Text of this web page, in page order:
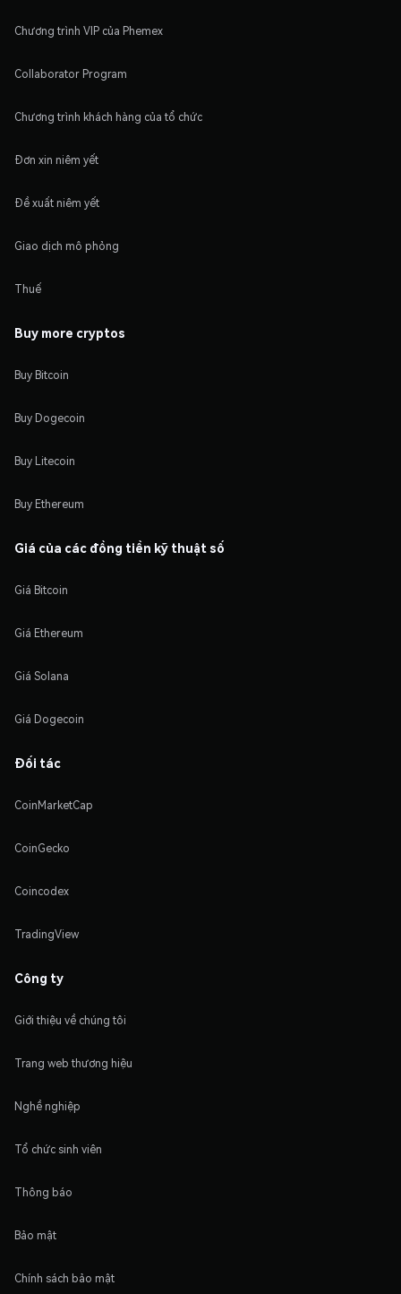
Chương trình VIP của Phemex
Collaborator Program
Chương trình khách hàng của tổ chức
Đơn xin niêm yết
Đề xuất niêm yết
Giao dịch mô phỏng
Thuế
Buy more cryptos
Buy Bitcoin
Buy Dogecoin
Buy Litecoin
Buy Ethereum
Giá của các đồng tiền kỹ thuật số
Giá Bitcoin
Giá Ethereum
Giá Solana
Giá Dogecoin
Đối tác
CoinMarketCap
CoinGecko
Coincodex
TradingView
Công ty
Giới thiệu về chúng tôi
Trang web thương hiệu
Nghề nghiệp
Tổ chức sinh viên
Thông báo
Bảo mật
Chính sách bảo mật